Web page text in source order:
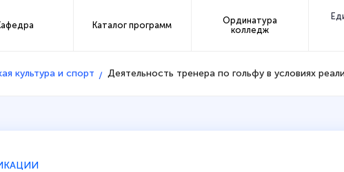
Каталог программ
Ординатура
колледж
культура и спорт Деятельность тренера по гольфу в условиях